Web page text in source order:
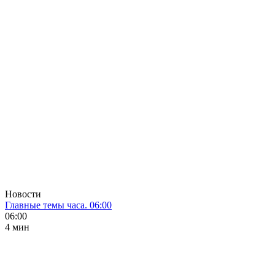
Новости
Главные темы часа. 06:00
06:00
4 мин